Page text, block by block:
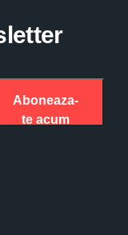
Aboneaza-
te acum